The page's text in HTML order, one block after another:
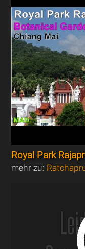
Royal Park
mehr zu: